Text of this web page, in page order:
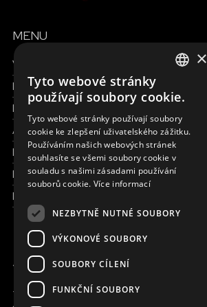
MENU
Všechny formy pomoci
Finance a reporty
Pracujte s námi
Aktuálně
Kdo jsme
Kde pracujeme
Kontaktujte nás
JSME ONLINE
+420 736 416 505
CZECH
×
Tyto webové stránky
používají soubory cookie.
Tyto webové stránky používají soubory
cookie ke zlepšení uživatelského zážitku.
Používáním našich webových stránek
souhlasíte se všemi soubory cookie v
souladu s našimi zásadami používání
souborů cookie. Více informací
NEZBYTNĚ NUTNÉ SOUBORY
VÝKONOVÉ SOUBORY
SOUBORY CÍLENÍ
FUNKČNÍ SOUBORY